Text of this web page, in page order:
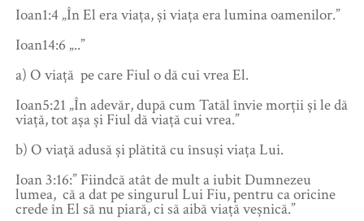
Ioan1:4 „În El era viața, și viața era lumina oamenilor.”
Ioan14:6 „..”
a) O viață pe care Fiul o dă cui vrea El.
Ioan5:21 „În adevăr, după cum Tatăl învie morții și le dă
viață, tot așa și Fiul dă viață cui vrea.”
b) O viață adusă și plătită cu însuși viața Lui.
Ioan 3:16:” Fiindcă atât de mult a iubit Dumnezeu
lumea, că a dat pe singurul Lui Fiu, pentru ca oricine
crede în El să nu piară, ci să aibă viață veșnică.”